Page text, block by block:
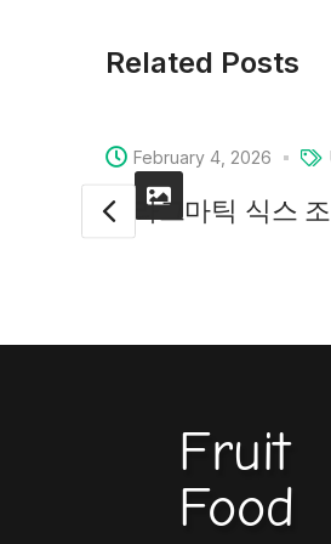
Related Posts
February 4, 2026
프라그마틱 식스
Fruit
Food